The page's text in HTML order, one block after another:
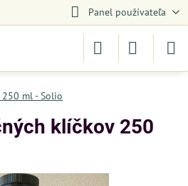
Panel používateľa
ml - Solio
klíčkov 250